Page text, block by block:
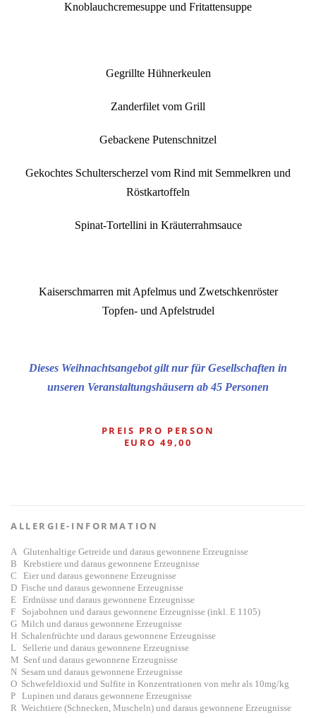
Knoblauchcremesuppe und Fritattensuppe
Gegrillte Hühnerkeulen
Zanderfilet vom Grill
Gebackene Putenschnitzel
Gekochtes Schulterscherzel vom Rind mit Semmelkren und
Röstkartoffeln
Spinat-Tortellini in Kräuterrahmsauce
Kaiserschmarren mit Apfelmus und Zwetschkenröster
Topfen- und Apfelstrudel
Dieses Weihnachtsangebot gilt nur für Gesellschaften in
unseren Veranstaltungshäusern ab 45 Personen
PREIS PRO PERSON
EURO 49,00
ALLERGIE-INFORMATION
A Glutenhaltige Getreide und daraus gewonnene Erzeugnisse
B Krebstiere und daraus gewonnene Erzeugnisse
C Eier und daraus gewonnene Erzeugnisse
D Fische und daraus gewonnene Erzeugnisse
E Erdnüsse und daraus gewonnene Erzeugnisse
F Sojabohnen und daraus gewonnene Erzeugnisse (inkl. E 1105)
G Milch und daraus gewonnene Erzeugnisse
H Schalenfrüchte und daraus gewonnene Erzeugnisse
L Sellerie und daraus gewonnene Erzeugnisse
M Senf und daraus gewonnene Erzeugnisse
N Sesam und daraus gewonnene Erzeugnisse
O Schwefeldioxid und Sulfite in Konzentrationen von mehr als 10mg/kg
P Lupinen und daraus gewonnene Erzeugnisse
R Weichtiere (Schnecken, Muscheln) und daraus gewonnene Erzeugnisse